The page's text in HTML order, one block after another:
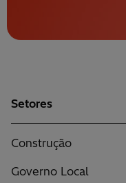
Setores
Construção
Governo Local